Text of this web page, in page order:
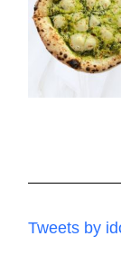
Tweets by